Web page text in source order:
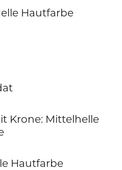
Hautfarbe
Krone: Mittelhelle
Hautfarbe